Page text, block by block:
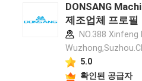
DONSANG
제조업체 프로필
NO.388 Xinfeng
5.0
확인된 공급자